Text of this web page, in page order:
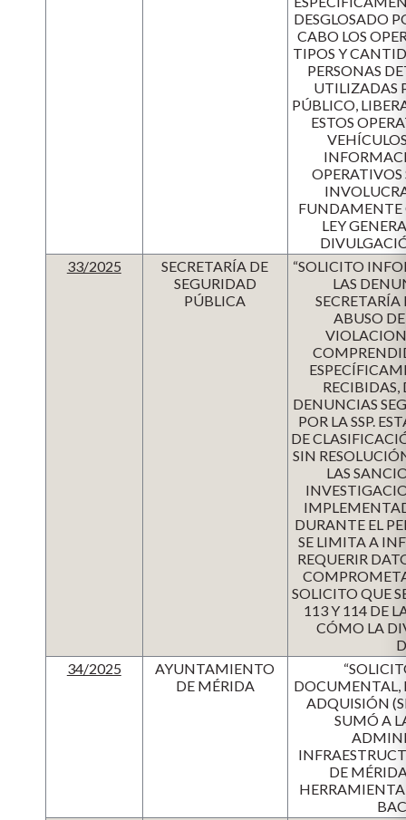
DESGLOSADO
CABO LOS
TIPOS Y
PERSONAS
UTILIZADAS
PÚBLICO,
ESTOS
OPERATIVOS
FUNDAMENTE
LEY
33/2025
SECRETARÍA DE
SEGURIDAD
PÚBLICA
“SOLICITO
LAS
ABUSO
RECIBIDAS,
DENUNCIAS
POR LA SSP.
DE
SIN
LAS
DURANTE EL
SE LIMITA A
REQUERIR
SOLICITO QUE
113 Y 114 DE
CÓMO LA
34/2025
AYUNTAMIENTO
DE MÉRIDA
DOCUMENTAL,
ADQUISIÓN
SUMÓ A
DE